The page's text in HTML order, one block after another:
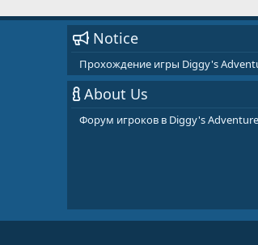
Notice
Прохождение игры Diggy's
About Us
Форум игроков в Diggy's Adventure